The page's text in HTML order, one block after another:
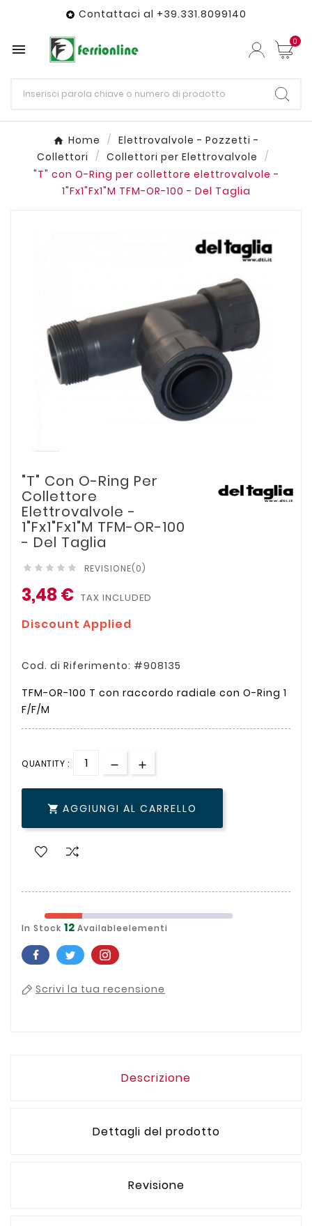
 Contattaci al +39.331.8099140
 0
Home
Elettrovalvole - Pozzetti -
Collettori
Collettori per Elettrovalvole
"T" con O-Ring per collettore elettrovalvole -
1"Fx1"Fx1"M TFM-OR-100 - Del Taglia
"T" Con O-Ring Per
Collettore
Elettrovalvole -
1"Fx1"Fx1"M TFM-OR-100
- Del Taglia
     REVISIONE(0)
3,48 € TAX INCLUDED
Discount Applied
Cod. di Riferimento: #908135
TFM-OR-100 T con raccordo radiale con O-Ring 1
F/F/M
QUANTITY :
 AGGIUNGI AL CARRELLO
In Stock 12 Availableelementi
Scrivi la tua recensione
Descrizione
Dettagli del prodotto
Revisione